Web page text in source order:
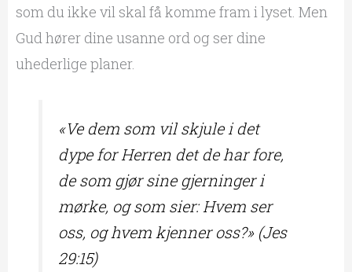
som du ikke vil skal få komme fram i lyset. Men
Gud hører dine usanne ord og ser dine
uhederlige planer.
«Ve dem som vil skjule i det
dype for Herren det de har fore,
de som gjør sine gjerninger i
mørke, og som sier: Hvem ser
oss, og hvem kjenner oss?» (Jes
29:15)